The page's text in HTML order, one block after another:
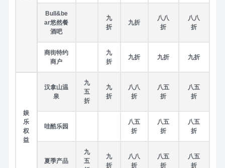
Bull&be
ar悠然餐
酒吧
九
折
九折
八八
折
八八
折
商街特约
商户
九
折
九折 九折 九折
娱
乐
权
益
汉拿山温
泉
九
五
折
九
折
八八
折
八五
折
八五
折
哇酷乐园
八五
折
八五
折
八五
折
夏季产品
九
五
九
折
八八
折
八五
折
八五
折